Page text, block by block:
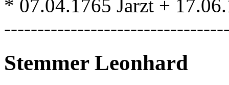
* 07.04.1765 Jarzt +
Stemmer Leonhard